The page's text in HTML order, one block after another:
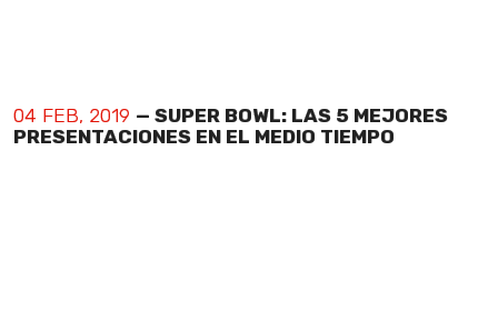
04 FEB, 2019 — SUPER BOWL: LAS 5 MEJORES
PRESENTACIONES EN EL MEDIO TIEMPO